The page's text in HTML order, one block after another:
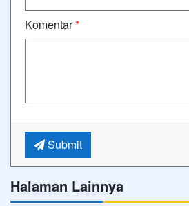
Komentar*
Submit
Halaman Lainnya